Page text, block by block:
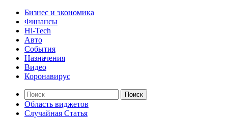
Бизнес и экономика
Финансы
Hi-Tech
Авто
События
Назначения
Видео
Коронавирус
Поиск
Область виджетов
Случайная Статья